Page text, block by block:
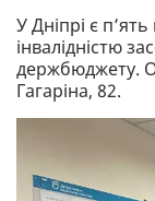
У Дніпрі є
інвалідністю
держбюджету.
Гагаріна, 82.